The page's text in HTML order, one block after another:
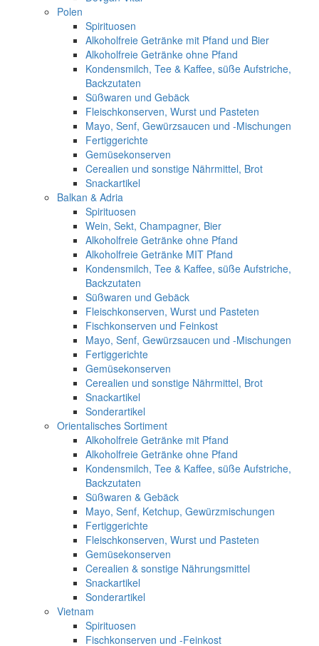
Polen
Spirituosen
Alkoholfreie Getränke mit Pfand und Bier
Alkoholfreie Getränke ohne Pfand
Kondensmilch, Tee & Kaffee, süße Aufstriche,
Backzutaten
Süßwaren und Gebäck
Fleischkonserven, Wurst und Pasteten
Mayo, Senf, Gewürzsaucen und -Mischungen
Fertiggerichte
Gemüsekonserven
Cerealien und sonstige Nährmittel, Brot
Snackartikel
Balkan & Adria
Spirituosen
Wein, Sekt, Champagner, Bier
Alkoholfreie Getränke ohne Pfand
Alkoholfreie Getränke MIT Pfand
Kondensmilch, Tee & Kaffee, süße Aufstriche,
Backzutaten
Süßwaren und Gebäck
Fleischkonserven, Wurst und Pasteten
Fischkonserven und Feinkost
Mayo, Senf, Gewürzsaucen und -Mischungen
Fertiggerichte
Gemüsekonserven
Cerealien und sonstige Nährmittel, Brot
Snackartikel
Sonderartikel
Orientalisches Sortiment
Alkoholfreie Getränke mit Pfand
Alkoholfreie Getränke ohne Pfand
Kondensmilch, Tee & Kaffee, süße Aufstriche,
Backzutaten
Süßwaren & Gebäck
Mayo, Senf, Ketchup, Gewürzmischungen
Fertiggerichte
Fleischkonserven, Wurst und Pasteten
Gemüsekonserven
Cerealien & sonstige Nährungsmittel
Snackartikel
Sonderartikel
Vietnam
Spirituosen
Fischkonserven und -Feinkost